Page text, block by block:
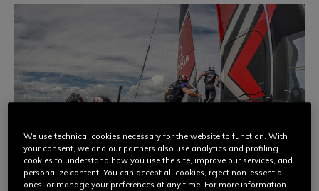
We use technical cookies necessary for the website to function. With
your consent, we and our partners also use analytics and profiling
cookies to understand how you use the site, improve our services, and
personalize content. You can accept all cookies, reject non-essential
ones, or manage your preferences at any time. For more information